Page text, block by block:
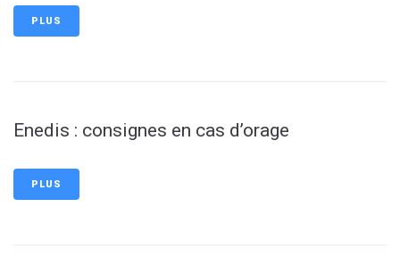
PLUS
Enedis : consignes en cas d’orage
PLUS